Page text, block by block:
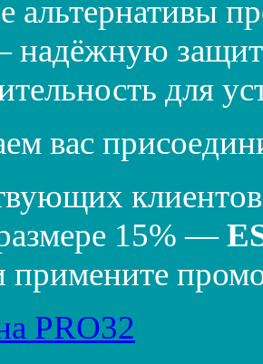
альтернативы
для
вас
15% —
примените
PRO32